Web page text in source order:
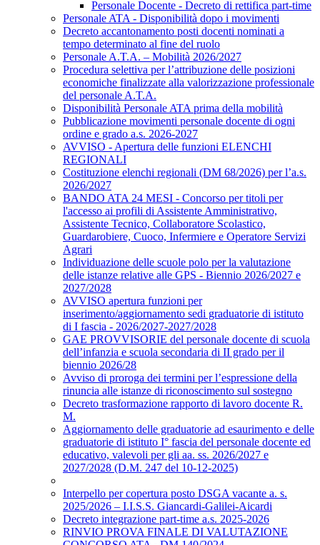
Personale Docente - Decreto di rettifica part-time
Personale ATA - Disponibilità dopo i movimenti
Decreto accantonamento posti docenti nominati a
tempo determinato al fine del ruolo
Personale A.T.A. – Mobilità 2026/2027
Procedura selettiva per l’attribuzione delle posizioni
economiche finalizzate alla valorizzazione professionale
del personale A.T.A.
Disponibilità Personale ATA prima della mobilità
Pubblicazione movimenti personale docente di ogni
ordine e grado a.s. 2026-2027
AVVISO - Apertura delle funzioni ELENCHI
REGIONALI
Costituzione elenchi regionali (DM 68/2026) per l’a.s.
2026/2027
BANDO ATA 24 MESI - Concorso per titoli per
l'accesso ai profili di Assistente Amministrativo,
Assistente Tecnico, Collaboratore Scolastico,
Guardarobiere, Cuoco, Infermiere e Operatore Servizi
Agrari
Individuazione delle scuole polo per la valutazione
delle istanze relative alle GPS - Biennio 2026/2027 e
2027/2028
AVVISO apertura funzioni per
inserimento/aggiornamento sedi graduatorie di istituto
di I fascia - 2026/2027-2027/2028
GAE PROVVISORIE del personale docente di scuola
dell’infanzia e scuola secondaria di II grado per il
biennio 2026/28
Avviso di proroga dei termini per l’espressione della
rinuncia alle istanze di riconoscimento sul sostegno
Decreto trasformazione rapporto di lavoro docente R.
M.
Aggiornamento delle graduatorie ad esaurimento e delle
graduatorie di istituto I° fascia del personale docente ed
educativo, valevoli per gli aa. ss. 2026/2027 e
2027/2028 (D.M. 247 del 10-12-2025)
Interpello per copertura posto DSGA vacante a. s.
2025/2026 – I.I.S.S. Giancardi-Galilei-Aicardi
Decreto integrazione part-time a.s. 2025-2026
RINVIO PROVA FINALE DI VALUTAZIONE